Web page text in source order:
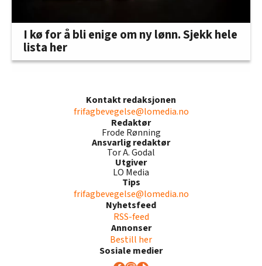
I kø for å bli enige om ny lønn. Sjekk hele
lista her
Kontakt redaksjonen
frifagbevegelse@lomedia.no
Redaktør
Frode Rønning
Ansvarlig redaktør
Tor A. Godal
Utgiver
LO Media
Tips
frifagbevegelse@lomedia.no
Nyhetsfeed
RSS-feed
Annonser
Bestill her
Sosiale medier